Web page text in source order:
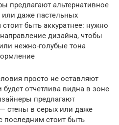
предлагают альтернативное
даже пастельных
быть аккуратнее: нужно
дизайна, чтобы
нежно-голубые тона
просто не оставляют
отчетлива видна в зоне
предлагают
стены в серых или даже
последним стоит быть